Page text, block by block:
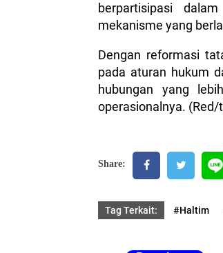
berpartisipasi
mekanisme yang
Dengan reformasi
pada aturan hukum
hubungan yang
operasionalnya. (Red/
Share:
Tag Terkait: #Haltim